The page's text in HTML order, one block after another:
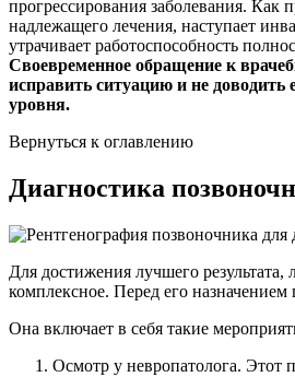
прогрессирования заболевания. Как
надлежащего лечения, наступает
утрачивает работоспособность
Своевременное обращение к
исправить ситуацию и не доводить
уровня.
Вернуться к оглавлению
Диагностика
Для достижения лучшего результата,
комплексное. Перед его назначением
Она включает в себя такие
Осмотр у невропатолога. Этот